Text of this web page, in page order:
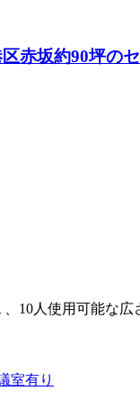
赤坂約90坪の
10人使用可能な広
室有り